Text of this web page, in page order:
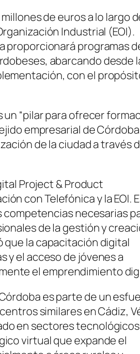
de euros a lo largo
Industrial (EOI).
proporcionará programas
abarcando desde
con el
“pilar para ofrecer
empresarial de
de la ciudad a través
Project & Product
con Telefónica y la EOI.
necesarias
de la gestión y
la capacitación digital
y el acceso de jóvenes a
el emprendimiento
es parte de un
similares en Cádiz,
en sectores tecnológicos
virtual que expande el